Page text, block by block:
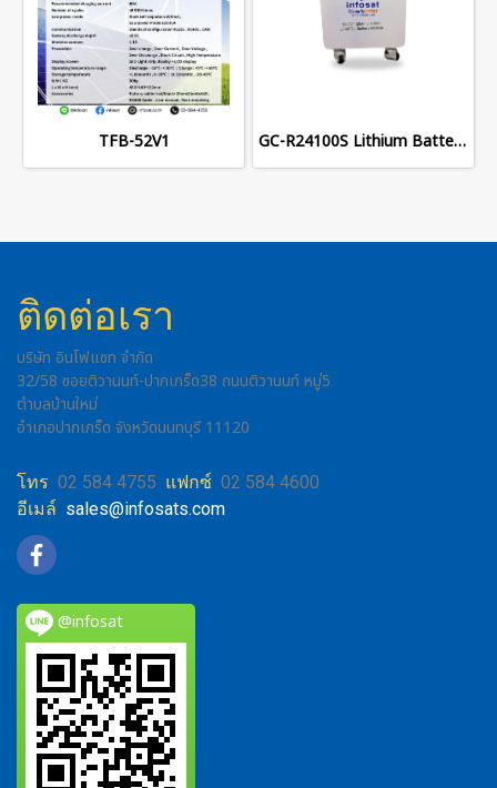
TFB-52V1 GC-R24100S Lithium Battery Home Solar
ติดต่อเรา
บริษัท อินโฟแซท จำกัด
32/58 ซอยติวานนท์-ปากเกร็ด38 ถนนติวานนท์ หมู่5
ตำบลบ้านใหม่
อำเภอปากเกร็ด จังหวัดนนทบุรี 11120
โทร 02 584 4755 แฟกซ์ 02 584 4600
อีเมล์ sales@infosats.com
@infosat